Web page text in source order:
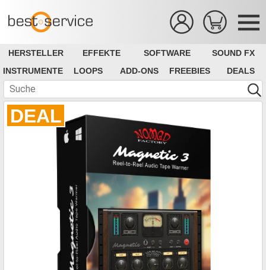
HERSTELLER EFFEKTE SOFTWARE
SOUND FX
INSTRUMENTE
LOOPS ADD-ONS FREEBIES DEALS
DEAL